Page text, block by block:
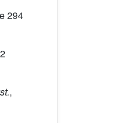
294
,